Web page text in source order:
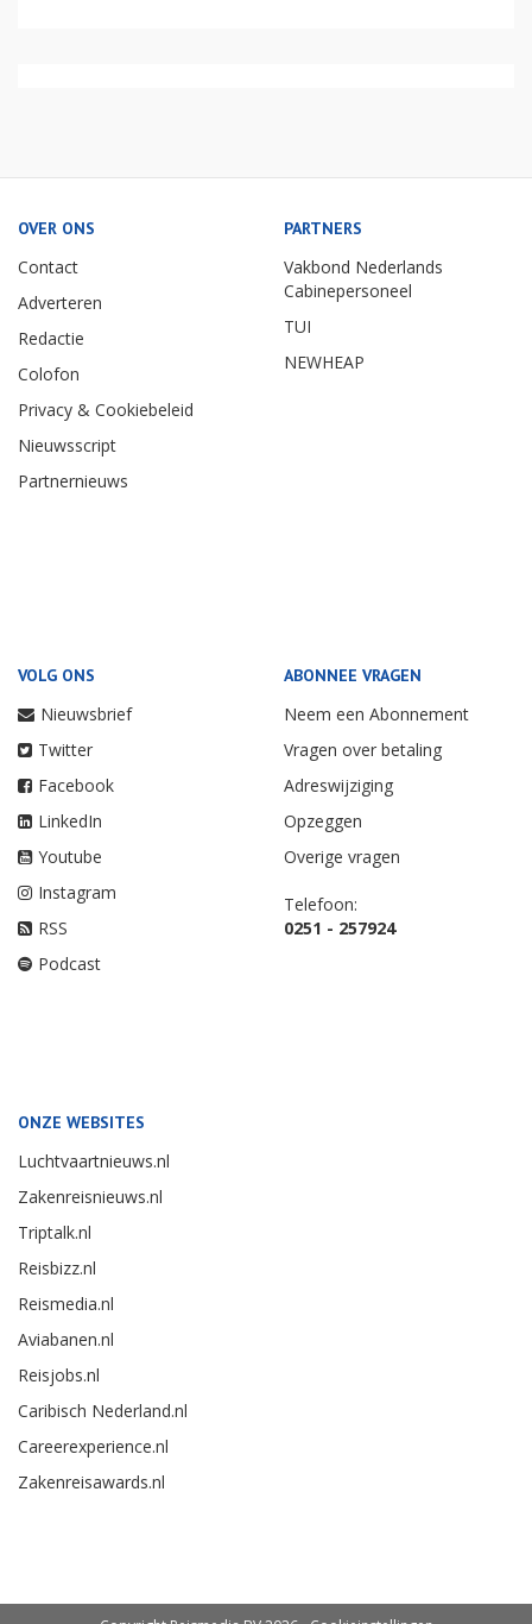
OVER ONS
Contact
Adverteren
Redactie
Colofon
Privacy & Cookiebeleid
Nieuwsscript
Partnernieuws
PARTNERS
Vakbond Nederlands
Cabinepersoneel
TUI
NEWHEAP
VOLG ONS
Nieuwsbrief
Twitter
Facebook
LinkedIn
Youtube
Instagram
RSS
Podcast
ABONNEE VRAGEN
Neem een Abonnement
Vragen over betaling
Adreswijziging
Opzeggen
Overige vragen
Telefoon:
0251 - 257924
ONZE WEBSITES
Luchtvaartnieuws.nl
Zakenreisnieuws.nl
Triptalk.nl
Reisbizz.nl
Reismedia.nl
Aviabanen.nl
Reisjobs.nl
Caribisch Nederland.nl
Careerexperience.nl
Zakenreisawards.nl